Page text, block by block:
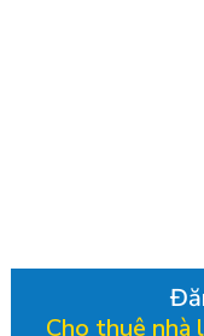
Cho thuê nhà